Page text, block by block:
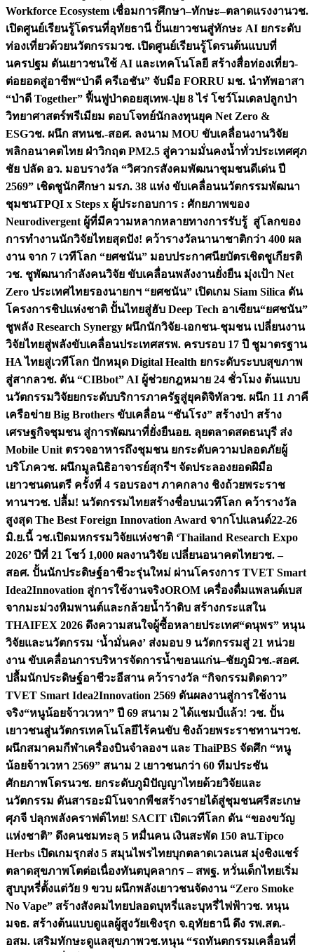
Workforce Ecosystem เชื่อมการศึกษา–ทักษะ–ตลาดแรงงานวช.
เปิดศูนย์เรียนรู้โดรนที่อุทัยธานี ปั้นเยาวชนสู่ทักษะ AI ยกระดับ
ท่องเที่ยวด้วยนวัตกรรมวช. เปิดศูนย์เรียนรู้โดรนต้นแบบที่
นครปฐม ดันเยาวชนใช้ AI และเทคโนโลยี สร้างสื่อท่องเที่ยว-
ต่อยอดสู่อาชีพ“ป่าดี ครีเอชัน” จับมือ FORRU มช. นำทัพอาสา
“ป่าดี Together” ฟื้นฟูป่าดอยสุเทพ-ปุย 8 ไร่ โชว์โมเดลปลูกป่า
วิทยาศาสตร์พรีเมียม ตอบโจทย์นักลงทุนยุค Net Zero &
ESGวช. ผนึก สทนช.-สอศ. ลงนาม MOU ขับเคลื่อนงานวิจัย
พลิกอนาคตไทย ฝ่าวิกฤต PM2.5 สู่ความมั่นคงน้ำทั่วประเทศศุภ
ชัย ปลัด อว. มอบรางวัล “วิศวกรสังคมพัฒนาชุมชนดีเด่น ปี
2569” เชิดชูนักศึกษา มรภ. 38 แห่ง ขับเคลื่อนนวัตกรรมพัฒนา
ชุมชนTPQI x Steps x ผู้ประกอบการ : ศักยภาพของ
Neurodivergent ผู้ที่มีความหลากหลายทางการรับรู้ สู่โลกของ
การทำงานนักวิจัยไทยสุดปัง! คว้ารางวัลนานาชาติกว่า 400 ผล
งาน จาก 7 เวทีโลก “ยศชนัน” มอบประกาศนียบัตรเชิดชูเกียรติ
วช. ชูพัฒนากำลังคนวิจัย ขับเคลื่อนพลังงานยั่งยืน มุ่งเป้า Net
Zero ประเทศไทยรองนายกฯ “ยศชนัน” เปิดเกม Siam Silica ดัน
โครงการชิปแห่งชาติ ปั้นไทยสู่ฮับ Deep Tech อาเซียน“ยศชนัน”
ชูพลัง Research Synergy ผนึกนักวิจัย-เอกชน-ชุมชน เปลี่ยนงาน
วิจัยไทยสู่พลังขับเคลื่อนประเทศสรพ. ครบรอบ 17 ปี ชูมาตรฐาน
HA ไทยสู่เวทีโลก ปักหมุด Digital Health ยกระดับระบบสุขภาพ
สู่สากลวช. ดัน “CIBbot” AI ผู้ช่วยกฎหมาย 24 ชั่วโมง ต้นแบบ
นวัตกรรมวิจัยยกระดับบริการภาครัฐสู่ยุคดิจิทัลวช. ผนึก 11 ภาคี
เครือข่าย Big Brothers ขับเคลื่อน “ชันโรง” สร้างป่า สร้าง
เศรษฐกิจชุมชน สู่การพัฒนาที่ยั่งยืนอย. ลุยตลาดสดธนบุรี ส่ง
Mobile Unit ตรวจอาหารถึงชุมชน ยกระดับความปลอดภัยผู้
บริโภควช. ผนึกมูลนิธิอาจารย์สุกรีฯ จัดประลองยอดฝีมือ
เยาวชนดนตรี ครั้งที่ 4 รอบรองฯ ภาคกลาง ชิงถ้วยพระราช
ทานฯวช. ปลื้ม! นวัตกรรมไทยสร้างชื่อบนเวทีโลก คว้ารางวัล
สูงสุด The Best Foreign Innovation Award จากโปแลนด์22-26
มิ.ย.นี้ วช.เปิดมหกรรมวิจัยแห่งชาติ ‘Thailand Research Expo
2026’ ปีที่ 21 โชว์ 1,000 ผลงานวิจัย เปลี่ยนอนาคตไทยวช. –
สอศ. ปั้นนักประดิษฐ์อาชีวะรุ่นใหม่ ผ่านโครงการ TVET Smart
Idea2Innovation สู่การใช้งานจริงOROM เครื่องดื่มแพลนต์เบส
จากมะม่วงหิมพานต์และกล้วยน้ำว้าดิบ สร้างกระแสใน
THAIFEX 2026 ดึงความสนใจผู้ซื้อหลายประเทศ“ดนุพร” หนุน
วิจัยและนวัตกรรม ‘น้ำมั่นคง’ ส่งมอบ 9 นวัตกรรมสู่ 21 หน่วย
งาน ขับเคลื่อนการบริหารจัดการน้ำขอนแก่น–ชัยภูมิวช.-สอศ.
ปลื้มนักประดิษฐ์อาชีวะอีสาน คว้ารางวัล “กิจกรรมติดดาว”
TVET Smart Idea2Innovation 2569 ดันผลงานสู่การใช้งาน
จริง“หนูน้อยจ้าวเวหา” ปี 69 สนาม 2 ได้แชมป์แล้ว! วช. ปั้น
เยาวชนสู่นวัตกรเทคโนโลยีไร้คนขับ ชิงถ้วยพระราชทานฯวช.
ผนึกสมาคมกีฬาเครื่องบินจำลองฯ และ ThaiPBS จัดศึก “หนู
น้อยจ้าวเวหา 2569” สนาม 2 เยาวชนกว่า 60 ทีมประชัน
ศักยภาพโดรนวช. ยกระดับภูมิปัญญาไทยด้วยวิจัยและ
นวัตกรรม ดันสารอะมิโนจากพืชสร้างรายได้สู่ชุมชนศรีสะเกษ
ศุภจี ปลุกพลังคราฟต์ไทย! SACIT เปิดเวทีโลก ดัน “ของขวัญ
แห่งชาติ” ดึงคนชมทะลุ 5 หมื่นคน เงินสะพัด 150 ลบ.Tipco
Herbs เปิดเกมรุกส่ง 5 สมุนไพรไทยบุกตลาดเวลเนส มุ่งชิงแชร์
ตลาดสุขภาพโตต่อเนื่องทันตบุคลากร – สพฐ. หวั่นเด็กไทยเริ่ม
สูบบุหรี่ตั้งแต่วัย 9 ขวบ ผนึกพลังเยาวชนจัดงาน “Zero Smoke
No Vape” สร้างสังคมไทยปลอดบุหรี่และบุหรี่ไฟฟ้าวช. หนุน
มจธ. สร้างต้นแบบดูแลผู้สูงวัยเชิงรุก จ.อุทัยธานี ดึง รพ.สต.-
อสม. เสริมทักษะดูแลสุขภาพวช.หนุน “รถทันตกรรมเคลื่อนที่